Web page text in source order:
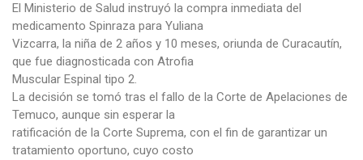
El Ministerio de Salud instruyó la compra inmediata del
medicamento Spinraza para Yuliana
Vizcarra, la niña de 2 años y 10 meses, oriunda de Curacautín,
que fue diagnosticada con Atrofia
Muscular Espinal tipo 2.
La decisión se tomó tras el fallo de la Corte de Apelaciones de
Temuco, aunque sin esperar la
ratificación de la Corte Suprema, con el fin de garantizar un
tratamiento oportuno, cuyo costo